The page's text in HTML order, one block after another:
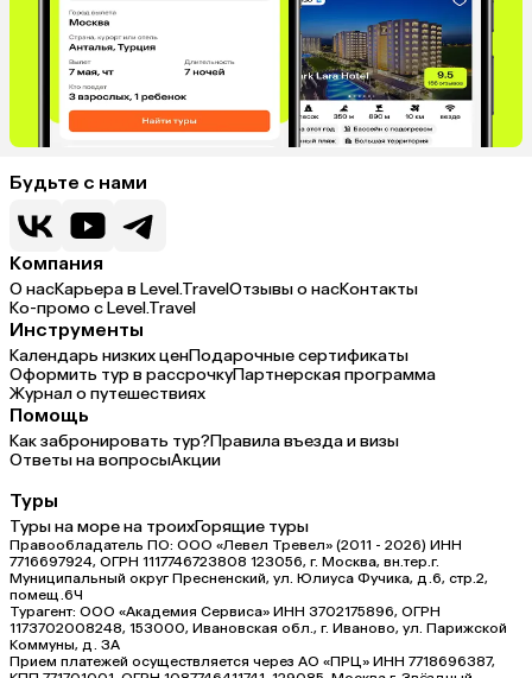
Будьте с нами
Компания
О насКарьера в Level.TravelОтзывы о насКонтакты
Ко-промо с Level.Travel
Инструменты
Календарь низких ценПодарочные сертификаты
Оформить тур в рассрочкуПартнерская программа
Журнал о путешествиях
Помощь
Как забронировать тур?Правила въезда и визы
Ответы на вопросыАкции
Туры
Туры на море на троихГорящие туры
Правообладатель ПО: ООО «Левел Тревел» (2011 - 2026) ИНН
7716697924, ОГРН 1117746723808 123056, г. Москва, вн.тер.г.
Муниципальный округ Пресненский, ул. Юлиуса Фучика, д.6, стр.2,
помещ.6Ч
Турагент: ООО «Академия Сервиса» ИНН 3702175896, ОГРН
1173702008248, 153000, Ивановская обл., г. Иваново, ул. Парижской
Коммуны, д. ЗА
Прием платежей осуществляется через АО «ПРЦ» ИНН 7718696387,